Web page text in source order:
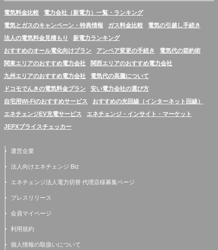
電気料金比較
電力会社（新電力）一覧・ランキング
電気とガスのキャンペーン・特典情報
ガス料金比較
電気の引越し手続き
法人の電気料金見積もり
新電力ランキング
おすすめのオール電化向けプラン
アンペア変更の手続き
電気代の節約術
関東エリアのおすすめ電力会社
関西エリアのおすすめ電力会社
九州エリアのおすすめ電力会社
電気代の高騰について
ドコモでんきの電気料金プラン
安い電力会社の選び方
自宅用Wi-Fiのおすすめサービス
おすすめの光回線（インターネット回線）
エネチェンジEV充電サービス
エネチェンジ・インサイト・マーケット
JEPXプライスチェッカー
運営企業
法人向けエネチェンジ Biz
エネチェンジ法人電力切替 代理店様募集ページ
プレスリリース
会員マイページ
利用規約
個人情報の取扱いについて